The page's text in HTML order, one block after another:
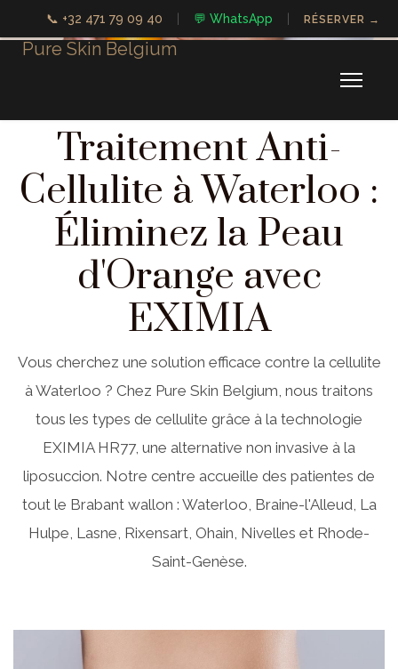
📞 +32 471 79 09 40 💬 WhatsApp RÉSERVER →
Pure Skin Belgium
Traitement Anti-
Cellulite à Waterloo :
Éliminez la Peau
d'Orange avec
EXIMIA
Vous cherchez une solution efficace contre la cellulite
à Waterloo ? Chez Pure Skin Belgium, nous traitons
tous les types de cellulite grâce à la technologie
EXIMIA HR77, une alternative non invasive à la
liposuccion. Notre centre accueille des patientes de
tout le Brabant wallon : Waterloo, Braine-l'Alleud, La
Hulpe, Lasne, Rixensart, Ohain, Nivelles et Rhode-
Saint-Genèse.